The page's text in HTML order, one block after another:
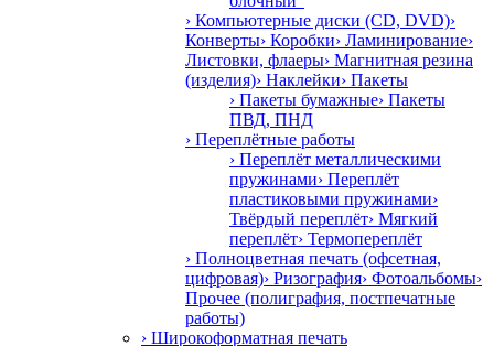
› Компьютерные диски (CD, DVD)›
Конверты› Коробки› Ламинирование›
Листовки, флаеры› Магнитная резина
(изделия)› Наклейки› Пакеты
› Пакеты бумажные› Пакеты
ПВД, ПНД
› Переплётные работы
› Переплёт металлическими
пружинами› Переплёт
пластиковыми пружинами›
Твёрдый переплёт› Мягкий
переплёт› Термопереплёт
› Полноцветная печать (офсетная,
цифровая)› Ризография› Фотоальбомы›
Прочее (полиграфия, постпечатные
работы)
› Широкоформатная печать